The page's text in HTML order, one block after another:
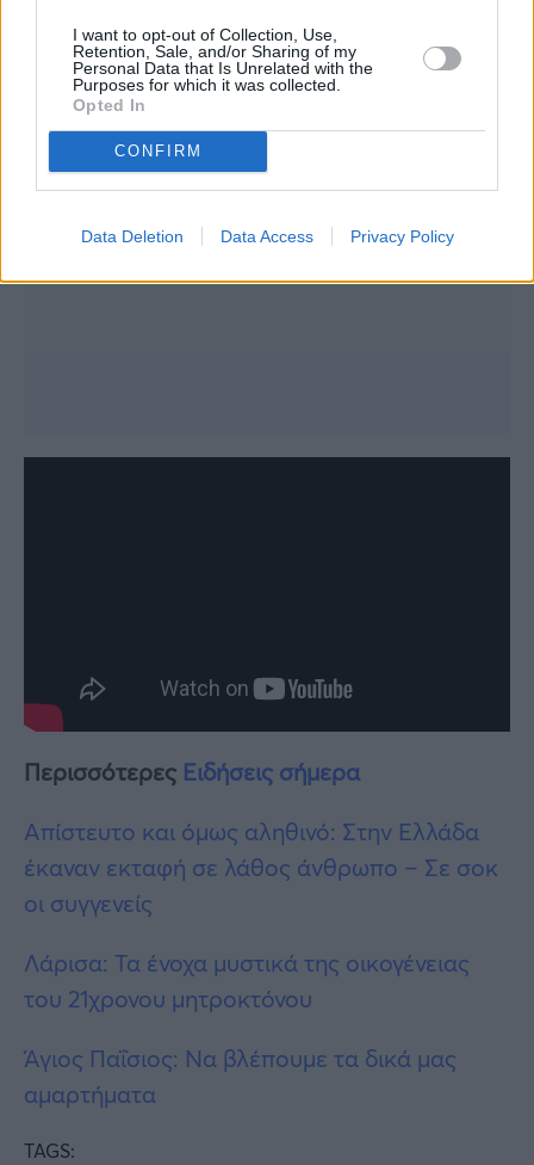
I want to opt-out of Collection, Use,
Retention, Sale, and/or Sharing of my
Personal Data that Is Unrelated with the
Purposes for which it was collected.
Opted In
CONFIRM
Data Deletion Data Access Privacy Policy
Περισσότερες Ειδήσεις σήμερα
Απίστευτο και όμως αληθινό: Στην Ελλάδα
έκαναν εκταφή σε λάθος άνθρωπο – Σε σοκ
οι συγγενείς
Λάρισα: Τα ένοχα μυστικά της οικογένειας
του 21χρονου μητροκτόνου
Άγιος Παΐσιος: Να βλέπουμε τα δικά μας
αμαρτήματα
TAGS: